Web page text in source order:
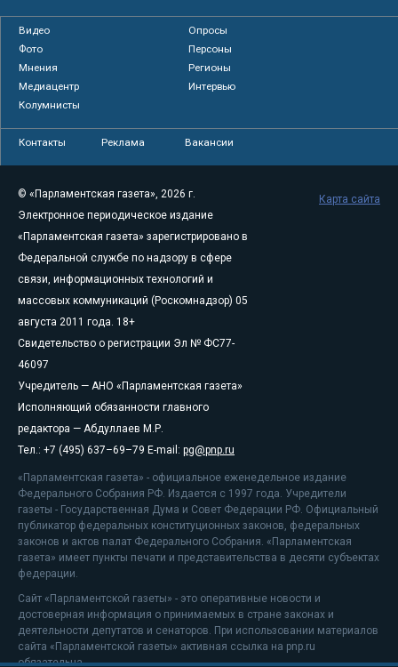
Видео
Опросы
Фото
Персоны
Мнения
Регионы
Медиацентр
Интервью
Колумнисты
Контакты Реклама Вакансии
© «Парламентская газета», 2026 г.
Электронное периодическое издание
«Парламентская газета» зарегистрировано в
Федеральной службе по надзору в сфере
связи, информационных технологий и
массовых коммуникаций (Роскомнадзор) 05
августа 2011 года. 18+
Свидетельство о регистрации Эл № ФС77-
46097
Учредитель — АНО «Парламентская газета»
Исполняющий обязанности главного
редактора — Абдуллаев М.Р.
Тел.: +7 (495) 637–69–79 E-mail: pg@pnp.ru
«Парламентская газета» - официальное еженедельное издание
Федерального Собрания РФ. Издается с 1997 года. Учредители
газеты - Государственная Дума и Совет Федерации РФ. Официальный
публикатор федеральных конституционных законов, федеральных
законов и актов палат Федерального Собрания. «Парламентская
газета» имеет пункты печати и представительства в десяти субъектах
федерации.
Сайт «Парламентской газеты» - это оперативные новости и
достоверная информация о принимаемых в стране законах и
деятельности депутатов и сенаторов. При использовании материалов
сайта «Парламентской газеты» активная ссылка на pnp.ru
обязательна.
Карта сайта